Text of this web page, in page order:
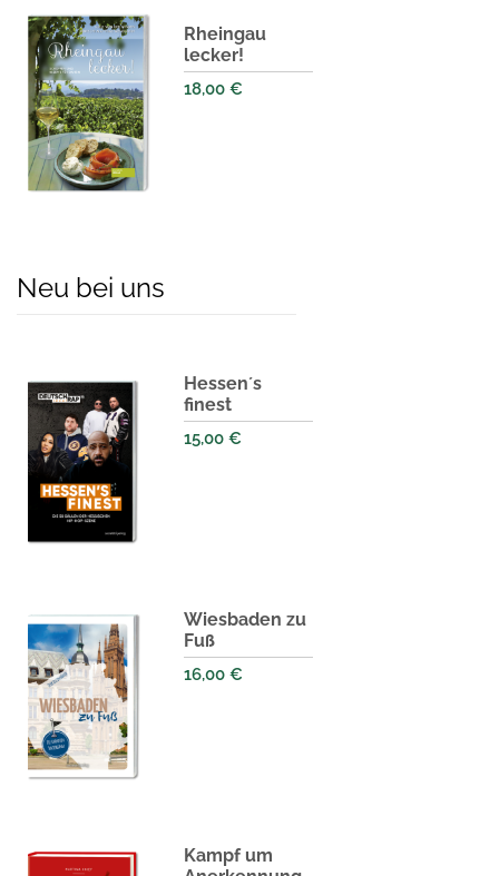
Rheingau
lecker!
18,00 €
Neu bei uns
Hessen´s
finest
15,00 €
Wiesbaden zu
Fuß
16,00 €
Kampf um